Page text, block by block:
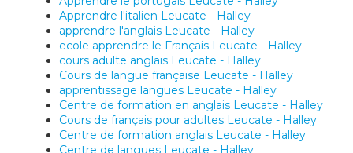
Apprendre l'italien Leucate - Halley
apprendre l'anglais Leucate - Halley
ecole apprendre le Français Leucate - Halley
cours adulte anglais Leucate - Halley
Cours de langue française Leucate - Halley
apprentissage langues Leucate - Halley
Centre de formation en anglais Leucate - Halley
Cours de français pour adultes Leucate - Halley
Centre de formation anglais Leucate - Halley